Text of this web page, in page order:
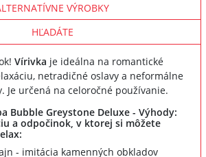
VÝROBKY
HĽADÁTE
Vírivka je ideálna na romantické
netradičné oslavy a neformálne
Je určená na celoročné používanie.
Bubble Greystone Deluxe - Výhody:
a odpočinok, v ktorej si môžete
- imitácia kamenných obkladov